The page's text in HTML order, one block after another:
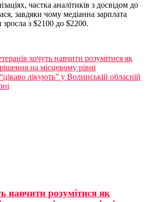
частка аналітиків з досвідом до
завдяки чому медіанна зарплата
зросла з $2100 до $2200.
хочуть навчити розумітися як
на місцевому рівні
лікують” у Волинській обласній
навчити розумітися як